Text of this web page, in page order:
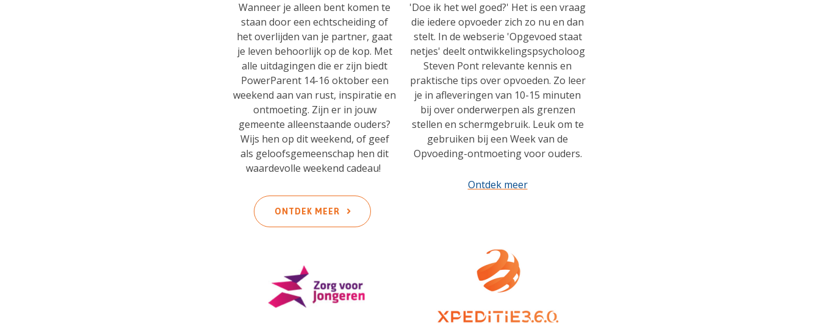
Wanneer je alleen bent komen te
staan door een echtscheiding of
het overlijden van je partner, gaat
je leven behoorlijk op de kop. Met
alle uitdagingen die er zijn biedt
PowerParent 14-16 oktober een
weekend aan van rust, inspiratie en
ontmoeting. Zijn er in jouw
gemeente alleenstaande ouders?
Wijs hen op dit weekend, of geef
als geloofsgemeenschap hen dit
waardevolle weekend cadeau!
ONTDEK MEER
'Doe ik het wel goed?' Het is een vraag
die iedere opvoeder zich zo nu en dan
stelt. In de webserie 'Opgevoed staat
netjes' deelt ontwikkelingspsycholoog
Steven Pont relevante kennis en
praktische tips over opvoeden. Zo leer
je in afleveringen van 10-15 minuten
bij over onderwerpen als grenzen
stellen en schermgebruik. Leuk om te
gebruiken bij een Week van de
Opvoeding-ontmoeting voor ouders.
Ontdek meer